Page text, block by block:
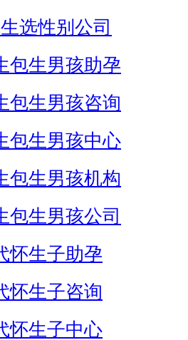
选性别公司
包生男孩助孕
包生男孩咨询
包生男孩中心
包生男孩机构
包生男孩公司
怀生子助孕
怀生子咨询
怀生子中心